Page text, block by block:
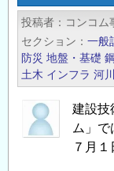
用
３
Ｄ
プ
リ
ン
ト
記
事
／
建
設
技
投稿者 コンコム
セクション
一般
防災 地盤・基礎
土木 インフラ 河川
建設技
ム」で
７月